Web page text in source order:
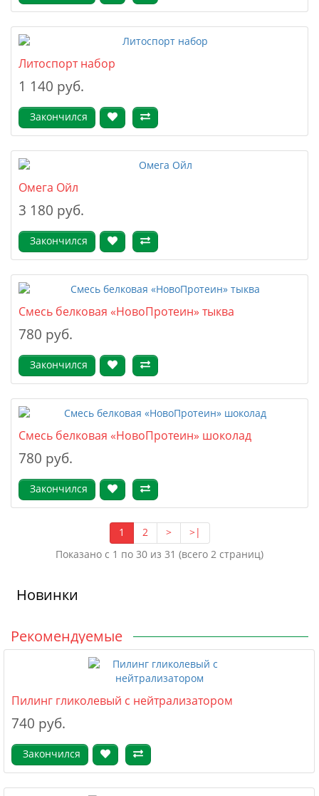
Литоспорт набор
1 140 руб.
Закончился
Омега Ойл
3 180 руб.
Закончился
Смесь белковая «НовоПротеин» тыква
780 руб.
Закончился
Смесь белковая «НовоПротеин» шоколад
780 руб.
Закончился
1 2 >
>|
Показано с 1 по 30 из 31 (всего 2 страниц)
Новинки
Рекомендуемые
Пилинг гликолевый с нейтрализатором
740 руб.
Закончился